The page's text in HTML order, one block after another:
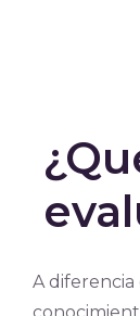
A diferencia